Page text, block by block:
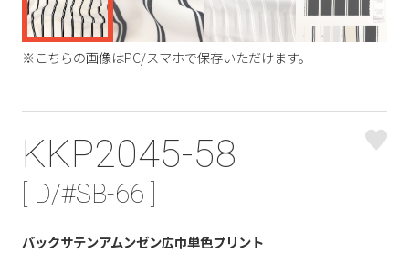
※こちらの画像はPC/スマホで保存いただけます。
KKP2045-58
[ D/#SB-66 ]
バックサテンアムンゼン広巾単色プリント